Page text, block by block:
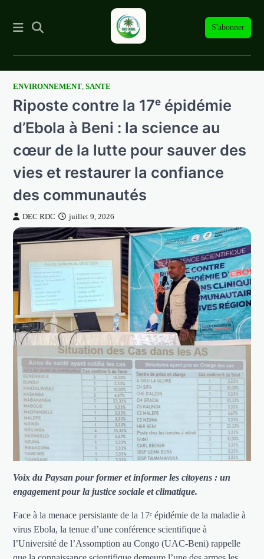
S'abonner
SkipENVIRONNEMENT,SANTE
Riposte contre la 17ᵉ épidémie
d’Ebola à Beni : la science au
cœur de la lutte pour sauver des
vies et restaurer la confiance
des communautés
DEC RDC juillet 9, 2026
Voix du Paysan pour former et informer les citoyens : un
engagement pour la justice sociale et climatique.
Face à la menace persistante de la 17ᵉ épidémie de la maladie à
virus Ebola, la tenue d’une conférence scientifique à
l’Université de l’Assomption au Congo (UAC-Beni) rappelle